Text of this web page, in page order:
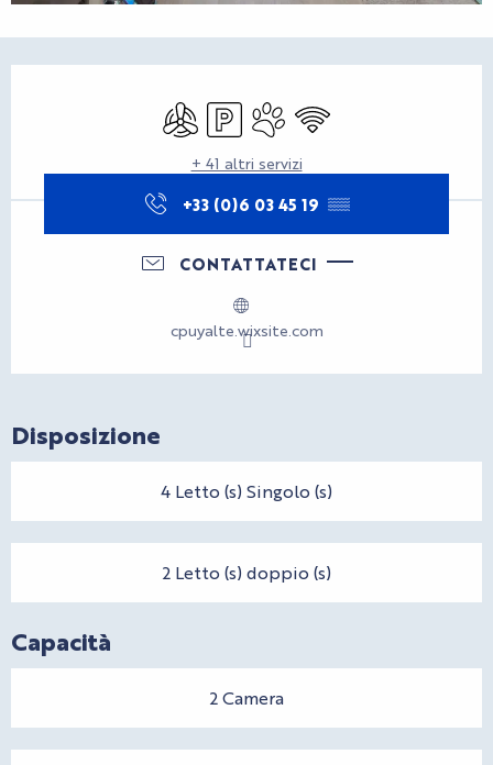
Orari e contatti
Aria condizionata
ParcheggioAnimali ammessi
Wi-Fi
+ 41 altri servizi
+33 (0)6 03 45 19 ▒▒
CONTATTATECI
cpuyalte.wixsite.com
Disposizione
4 Letto (s) Singolo (s)
2 Letto (s) doppio (s)
Capacità
2 Camera